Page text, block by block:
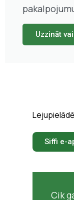
Uzzināt
Siffi e-
Cik